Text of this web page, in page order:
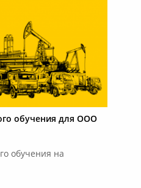
обучения для ООО
обучения на